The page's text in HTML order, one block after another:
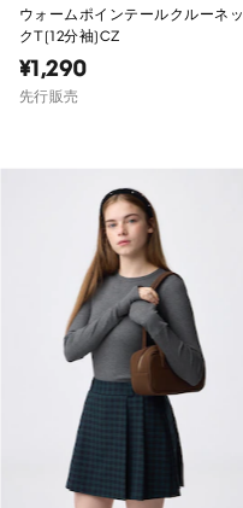
ウォームポインテールクルーネッ
クT(12分袖)CZ
¥1,290
先行販売